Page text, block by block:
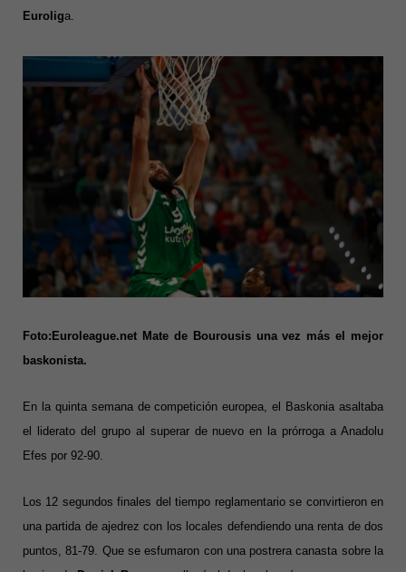
Euroliga.
Foto:Euroleague.net Mate de Bourousis una vez más el mejor
baskonista.
En la quinta semana de competición europea, el Baskonia asaltaba
el liderato del grupo al superar de nuevo en la prórroga a Anadolu
Efes por 92-90.
Los 12 segundos finales del tiempo reglamentario se convirtieron en
una partida de ajedrez con los locales defendiendo una renta de dos
puntos, 81-79. Que se esfumaron con una postrera canasta sobre la